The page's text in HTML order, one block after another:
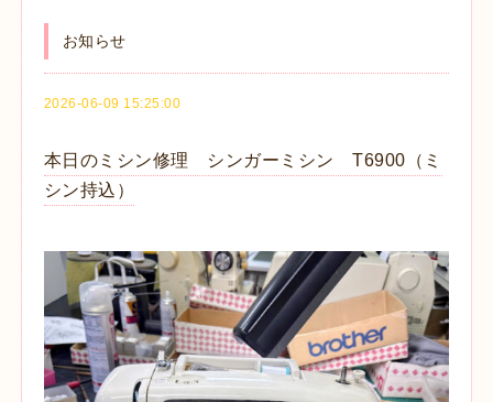
お知らせ
2026-06-09 15:25:00
本日のミシン修理 シンガーミシン T6900（ミ
シン持込）